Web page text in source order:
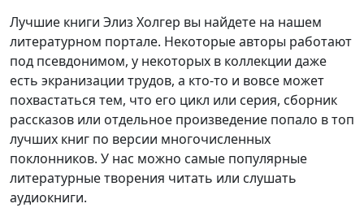
Лучшие книги Элиз Холгер вы найдете на нашем
литературном портале. Некоторые авторы работают
под псевдонимом, у некоторых в коллекции даже
есть экранизации трудов, а кто-то и вовсе может
похвастаться тем, что его цикл или серия, сборник
рассказов или отдельное произведение попало в топ
лучших книг по версии многочисленных
поклонников. У нас можно самые популярные
литературные творения читать или слушать
аудиокниги.